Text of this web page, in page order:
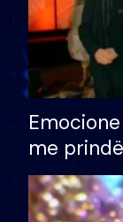
me
divorci